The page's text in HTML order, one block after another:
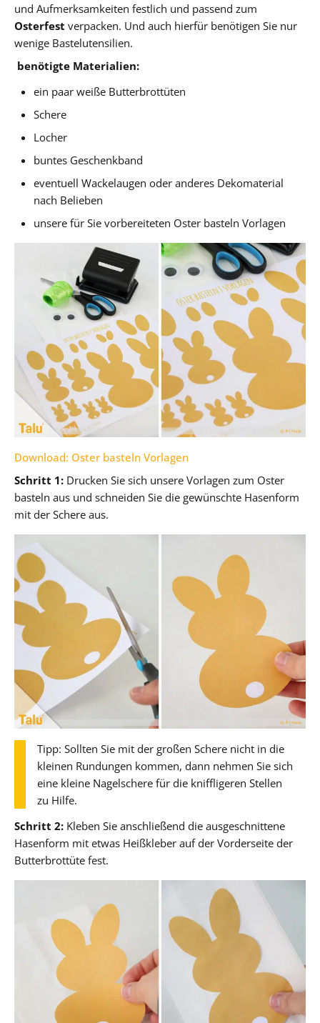
und Aufmerksamkeiten festlich und passend zum
Osterfest verpacken. Und auch hierfür benötigen Sie nur
wenige Bastelutensilien.
benötigte Materialien:
ein paar weiße Butterbrottüten
Schere
Locher
buntes Geschenkband
eventuell Wackelaugen oder anderes Dekomaterial
nach Belieben
unsere für Sie vorbereiteten Oster basteln Vorlagen
Download: Oster basteln Vorlagen
Schritt 1: Drucken Sie sich unsere Vorlagen zum Oster
basteln aus und schneiden Sie die gewünschte Hasenform
mit der Schere aus.
Tipp: Sollten Sie mit der großen Schere nicht in die
kleinen Rundungen kommen, dann nehmen Sie sich
eine kleine Nagelschere für die kniffligeren Stellen
zu Hilfe.
Schritt 2: Kleben Sie anschließend die ausgeschnittene
Hasenform mit etwas Heißkleber auf der Vorderseite der
Butterbrottüte fest.